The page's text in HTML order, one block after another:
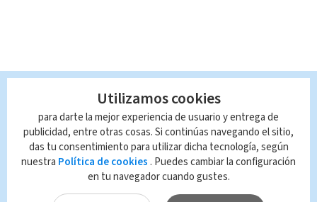
Utilizamos cookies
para darte la mejor experiencia de usuario y entrega de
publicidad, entre otras cosas. Si continúas navegando el sitio,
das tu consentimiento para utilizar dicha tecnología, según
nuestra Política de cookies . Puedes cambiar la configuración
en tu navegador cuando gustes.